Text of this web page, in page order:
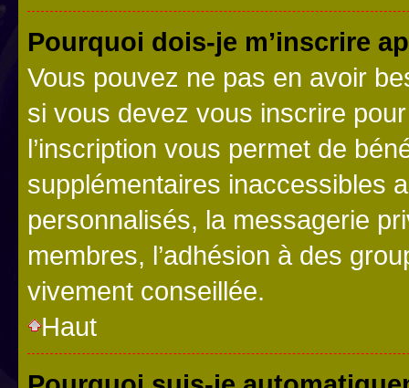
Pourquoi dois-je m’inscrire
Vous pouvez ne pas en avoir
si vous devez vous inscrire
l’inscription vous permet de
supplémentaires inaccessibles
personnalisés, la messagerie
membres, l’adhésion à des
vivement conseillée.
Haut